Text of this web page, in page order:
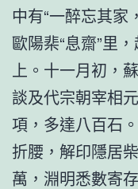
中有“一醉忘其家
歐陽棐“息齋”里
上。十一月初，
談及代宗朝宰相
項，多達八百石
折腰，解印隱居
萬，淵明悉數寄